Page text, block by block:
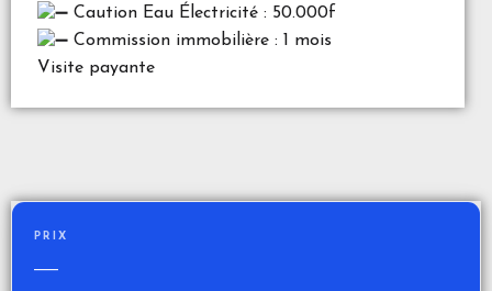
Caution Eau Électricité : 50.000f
Commission immobilière : 1 mois
Visite payante
PRIX
—